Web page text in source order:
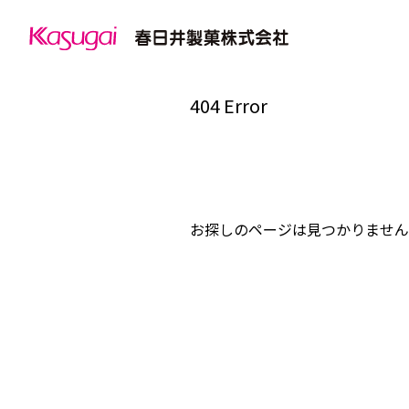
404 Error
お探しのページは見つかりません